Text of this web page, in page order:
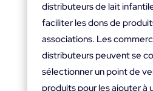
distributeurs de lait
faciliter les dons de
associations. Les
distributeurs peuvent se
sélectionner un point de
produits pour les ajouter à